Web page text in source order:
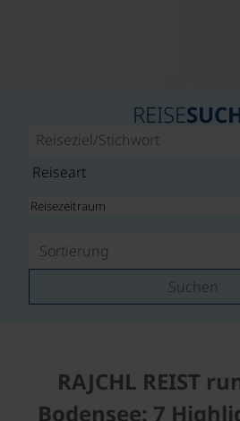
REISE
Suchen
RAJCHL REIST
Bodensee: 7